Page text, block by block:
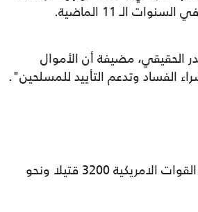
الـ 11 الماضية.
الحقيقي، مضيفة أن الأموال
الفساد وتدعم التأييد للمسلحين".
منذ اندلاع الحرب الأمريكية ضد حركة طالبان في عام 2001، تكبدت القوات الامريكية 3200 قتيلا ونحو